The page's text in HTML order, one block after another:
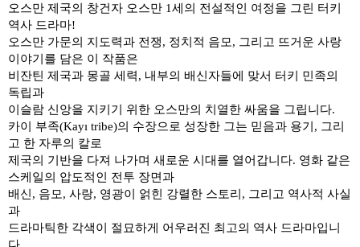
오스만 제국의 창건자 오스만 1세의 전설적인 여정을 그린 터키
역사 드라마!
오스만 가문의 지도력과 전쟁, 정치적 음모, 그리고 뜨거운 사랑
이야기를 담은 이 작품은
비잔틴 제국과 몽골 세력, 내부의 배신자들에 맞서 터키 민족의
독립과
이슬람 신앙을 지키기 위한 오스만의 치열한 싸움을 그립니다.
카이 부족(Kayı tribe)의 수장으로 성장한 그는 믿음과 용기 , 그리
고 한 자루의 칼로
제국의 기반을 다져 나가며 새로운 시대를 열어갑니다. 영화 같은
스케일의 압도적인 전투 장면과
배신 , 음모, 사랑, 영광이 얽힌 강렬한 스토리 , 그리고 역사적 사실
과
드라마틱한 각색이 절묘하게 어우러진 최고의 역사 드라마입니
다